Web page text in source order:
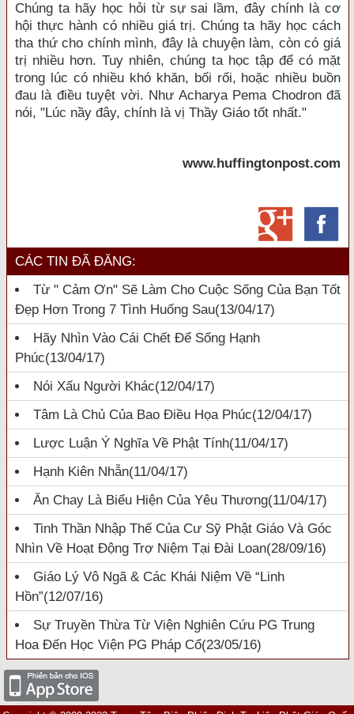
Chúng ta hãy học hỏi từ sự sai lầm, đây chính là cơ
hội thực hành có nhiều giá trị. Chúng ta hãy học cách
tha thứ cho chính mình, đây là chuyện làm, còn có giá
trị nhiều hơn. Tuy nhiên, chúng ta học tập để có mặt
trong lúc có nhiều khó khăn, bối rối, hoặc nhiều buồn
đau là điều tuyệt vời. Như Acharya Pema Chodron đã
nói, "Lúc nầy đây, chính là vị Thầy Giáo tốt nhất."
www.huffingtonpost.com
CÁC TIN ĐÃ ĐĂNG:
Từ " Cảm Ơn" Sẽ Làm Cho Cuộc Sống Của Bạn Tốt
Đẹp Hơn Trong 7 Tình Huống Sau(13/04/17)
Hãy Nhìn Vào Cái Chết Để Sống Hạnh
Phúc(13/04/17)
Nói Xấu Người Khác(12/04/17)
Tâm Là Chủ Của Bao Điều Họa Phúc(12/04/17)
Lược Luận Ý Nghĩa Về Phật Tính(11/04/17)
Hạnh Kiên Nhẫn(11/04/17)
Ăn Chay Là Biểu Hiện Của Yêu Thương(11/04/17)
Tinh Thần Nhập Thế Của Cư Sỹ Phật Giáo Và Góc
Nhìn Về Hoạt Động Trợ Niệm Tại Đài Loan(28/09/16)
Giáo Lý Vô Ngã & Các Khái Niệm Về “linh
Hồn”(12/07/16)
Sự Truyền Thừa Từ Viện Nghiên Cứu PG Trung
Hoa Đến Học Viện PG Pháp Cổ(23/05/16)